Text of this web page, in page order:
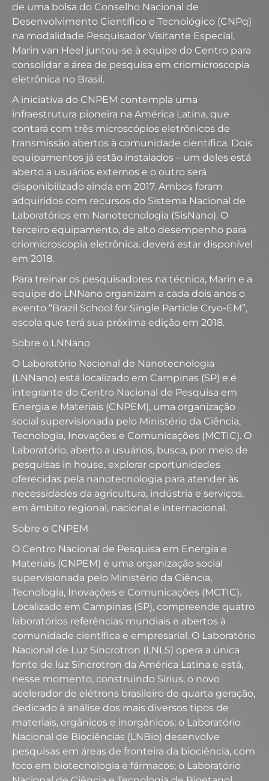
de uma bolsa do Conselho Nacional de
Desenvolvimento Científico e Tecnológico (CNPq)
na modalidade Pesquisador Visitante Especial,
Marin van Heel juntou-se à equipe do Centro para
consolidar a área de pesquisa em criomicroscopia
eletrônica no Brasil.
A iniciativa do CNPEM contempla uma
infraestrutura pioneira na América Latina, que
contará com três microscópios eletrônicos de
transmissão abertos à comunidade científica. Dois
equipamentos já estão instalados – um deles está
aberto a usuários externos e o outro será
disponibilizado ainda em 2017. Ambos foram
adquiridos com recursos do Sistema Nacional de
Laboratórios em Nanotecnologia (SisNano). O
terceiro equipamento, de alto desempenho para
criomicroscopia eletrônica, deverá estar disponível
em 2018.
Para treinar os pesquisadores na técnica, Marin e a
equipe do LNNano organizam a cada dois anos o
evento “Brazil School for Single Particle Cryo-EM”,
escola que terá sua próxima edição em 2018.
Sobre o LNNano
O Laboratório Nacional de Nanotecnologia
(LNNano) está localizado em Campinas (SP) e é
integrante do Centro Nacional de Pesquisa em
Energia e Materiais (CNPEM), uma organização
social supervisionada pelo Ministério da Ciência,
Tecnologia, Inovações e Comunicações (MCTIC). O
Laboratório, aberto a usuários, busca, por meio de
pesquisas in house, explorar oportunidades
oferecidas pela nanotecnologia para atender às
necessidades da agricultura, indústria e serviços,
em âmbito regional, nacional e internacional.
Sobre o CNPEM
O Centro Nacional de Pesquisa em Energia e
Materiais (CNPEM) é uma organização social
supervisionada pelo Ministério da Ciência,
Tecnologia, Inovações e Comunicações (MCTIC).
Localizado em Campinas (SP), compreende quatro
laboratórios referências mundiais e abertos à
comunidade científica e empresarial. O Laboratório
Nacional de Luz Síncrotron (LNLS) opera a única
fonte de luz Síncrotron da América Latina e está,
nesse momento, construindo Sirius, o novo
acelerador de elétrons brasileiro de quarta geração,
dedicado à análise dos mais diversos tipos de
materiais, orgânicos e inorgânicos; o Laboratório
Nacional de Biociências (LNBio) desenvolve
pesquisas em áreas de fronteira da biociência, com
foco em biotecnologia e fármacos; o Laboratório